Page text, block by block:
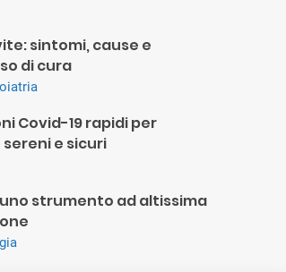
sintomi, cause e
di cura
Covid-19 rapidi per
e sicuri
strumento ad altissima